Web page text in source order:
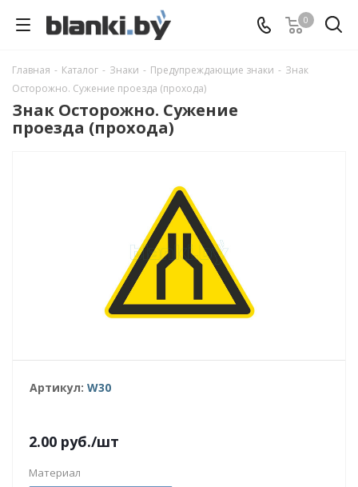
0
Главная - Каталог - Знаки - Предупреждающие знаки - Знак
Осторожно. Сужение проезда (прохода)
Знак Осторожно. Сужение
проезда (прохода)
Артикул: W30
2.00 руб./шт
Материал